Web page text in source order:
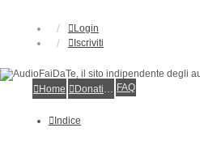
Login
Iscriviti
Home
Donations FAQ
Indice